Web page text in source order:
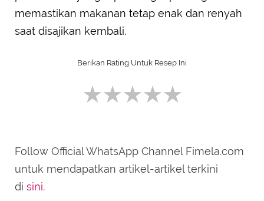
memastikan makanan tetap enak dan renyah
saat disajikan kembali.
terlebih dahulu untuk berikan Rating Resep ini
SUBMIT REVIEW
Follow Official WhatsApp Channel Fimela.com
untuk mendapatkan artikel-artikel terkini
di sini.